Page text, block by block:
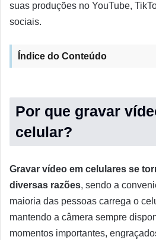
suas produções no YouTube,
sociais.
Índice do Conteúdo
Por que gravar
celular?
Gravar vídeo em celulares se
diversas razões, sendo a
maioria das pessoas carrega o
mantendo a câmera sempre
momentos importantes,